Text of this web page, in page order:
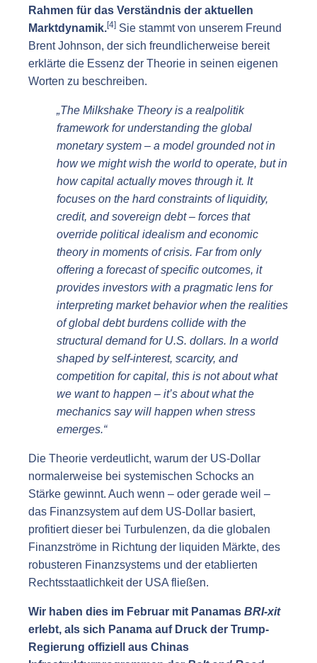
Rahmen für das Verständnis der aktuellen
Marktdynamik.[4] Sie stammt von unserem Freund
Brent Johnson, der sich freundlicherweise bereit
erklärte die Essenz der Theorie in seinen eigenen
Worten zu beschreiben.
„The Milkshake Theory is a realpolitik
framework for understanding the global
monetary system – a model grounded not in
how we might wish the world to operate, but in
how capital actually moves through it. It
focuses on the hard constraints of liquidity,
credit, and sovereign debt – forces that
override political idealism and economic
theory in moments of crisis. Far from only
offering a forecast of specific outcomes, it
provides investors with a pragmatic lens for
interpreting market behavior when the realities
of global debt burdens collide with the
structural demand for U.S. dollars. In a world
shaped by self-interest, scarcity, and
competition for capital, this is not about what
we want to happen – it’s about what the
mechanics say will happen when stress
emerges.“
Die Theorie verdeutlicht, warum der US-Dollar
normalerweise bei systemischen Schocks an
Stärke gewinnt. Auch wenn – oder gerade weil –
das Finanzsystem auf dem US-Dollar basiert,
profitiert dieser bei Turbulenzen, da die globalen
Finanzströme in Richtung der liquiden Märkte, des
robusteren Finanzsystems und der etablierten
Rechtsstaatlichkeit der USA fließen.
Wir haben dies im Februar mit Panamas BRI-xit
erlebt, als sich Panama auf Druck der Trump-
Regierung offiziell aus Chinas